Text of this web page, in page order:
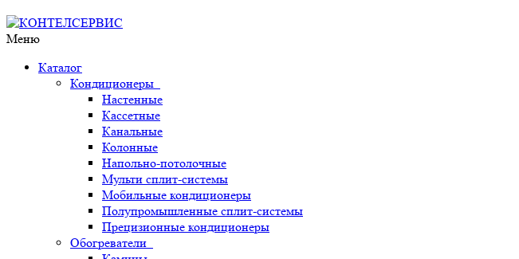
Меню
Каталог
Кондиционеры
Настенные
Кассетные
Канальные
Колонные
Напольно-потолочные
Мульти сплит-системы
Мобильные кондиционеры
Полупромышленные сплит-системы
Прецизионные кондиционеры
Обогреватели